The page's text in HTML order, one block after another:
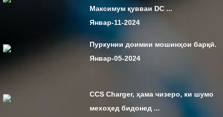
Максимум қувваи DC ...
Январ-11-2024
Пуркунии доимии мошинҳои барқӣ.
Январ-05-2024
CCS Charger, ҳама чизеро, ки шумо
мехоҳед бидонед ...